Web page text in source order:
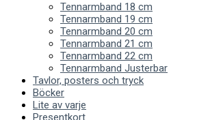
Tennarmband 18 cm
Tennarmband 19 cm
Tennarmband 20 cm
Tennarmband 21 cm
Tennarmband 22 cm
Tennarmband Justerbar
Tavlor, posters och tryck
Böcker
Lite av varje